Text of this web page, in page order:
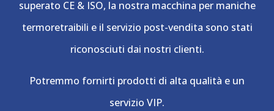
superato CE & ISO, la nostra macchina per maniche
termoretraibili e il servizio post-vendita sono stati
riconosciuti dai nostri clienti.
Potremmo fornirti prodotti di alta qualità e un
servizio VIP.